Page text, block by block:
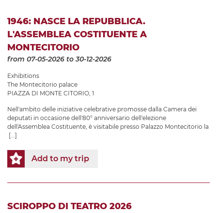
1946: NASCE LA REPUBBLICA.
L'ASSEMBLEA COSTITUENTE A
MONTECITORIO
from 07-05-2026 to 30-12-2026
Exhibitions
The Montecitorio palace
PIAZZA DI MONTE CITORIO, 1
Nell'ambito delle iniziative celebrative promosse dalla Camera dei
deputati in occasione dell'80° anniversario dell'elezione
dell'Assemblea Costituente, è visitabile presso Palazzo Montecitorio la
[...]
Add to my trip
SCIROPPO DI TEATRO 2026